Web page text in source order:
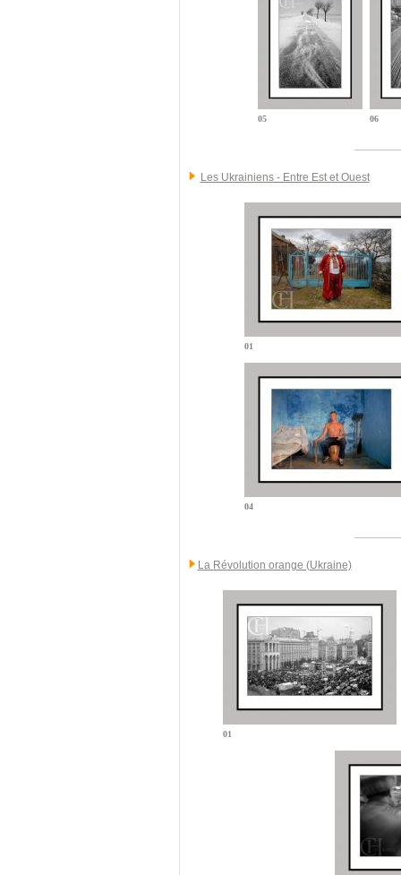
05 06
Les Ukrainiens - Entre Est et Ouest
01
04
La Révolution orange (Ukraine)
01